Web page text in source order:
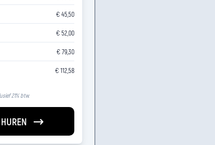
€ 45,50
€ 52,00
€ 79,30
€ 112,58
21% btw.